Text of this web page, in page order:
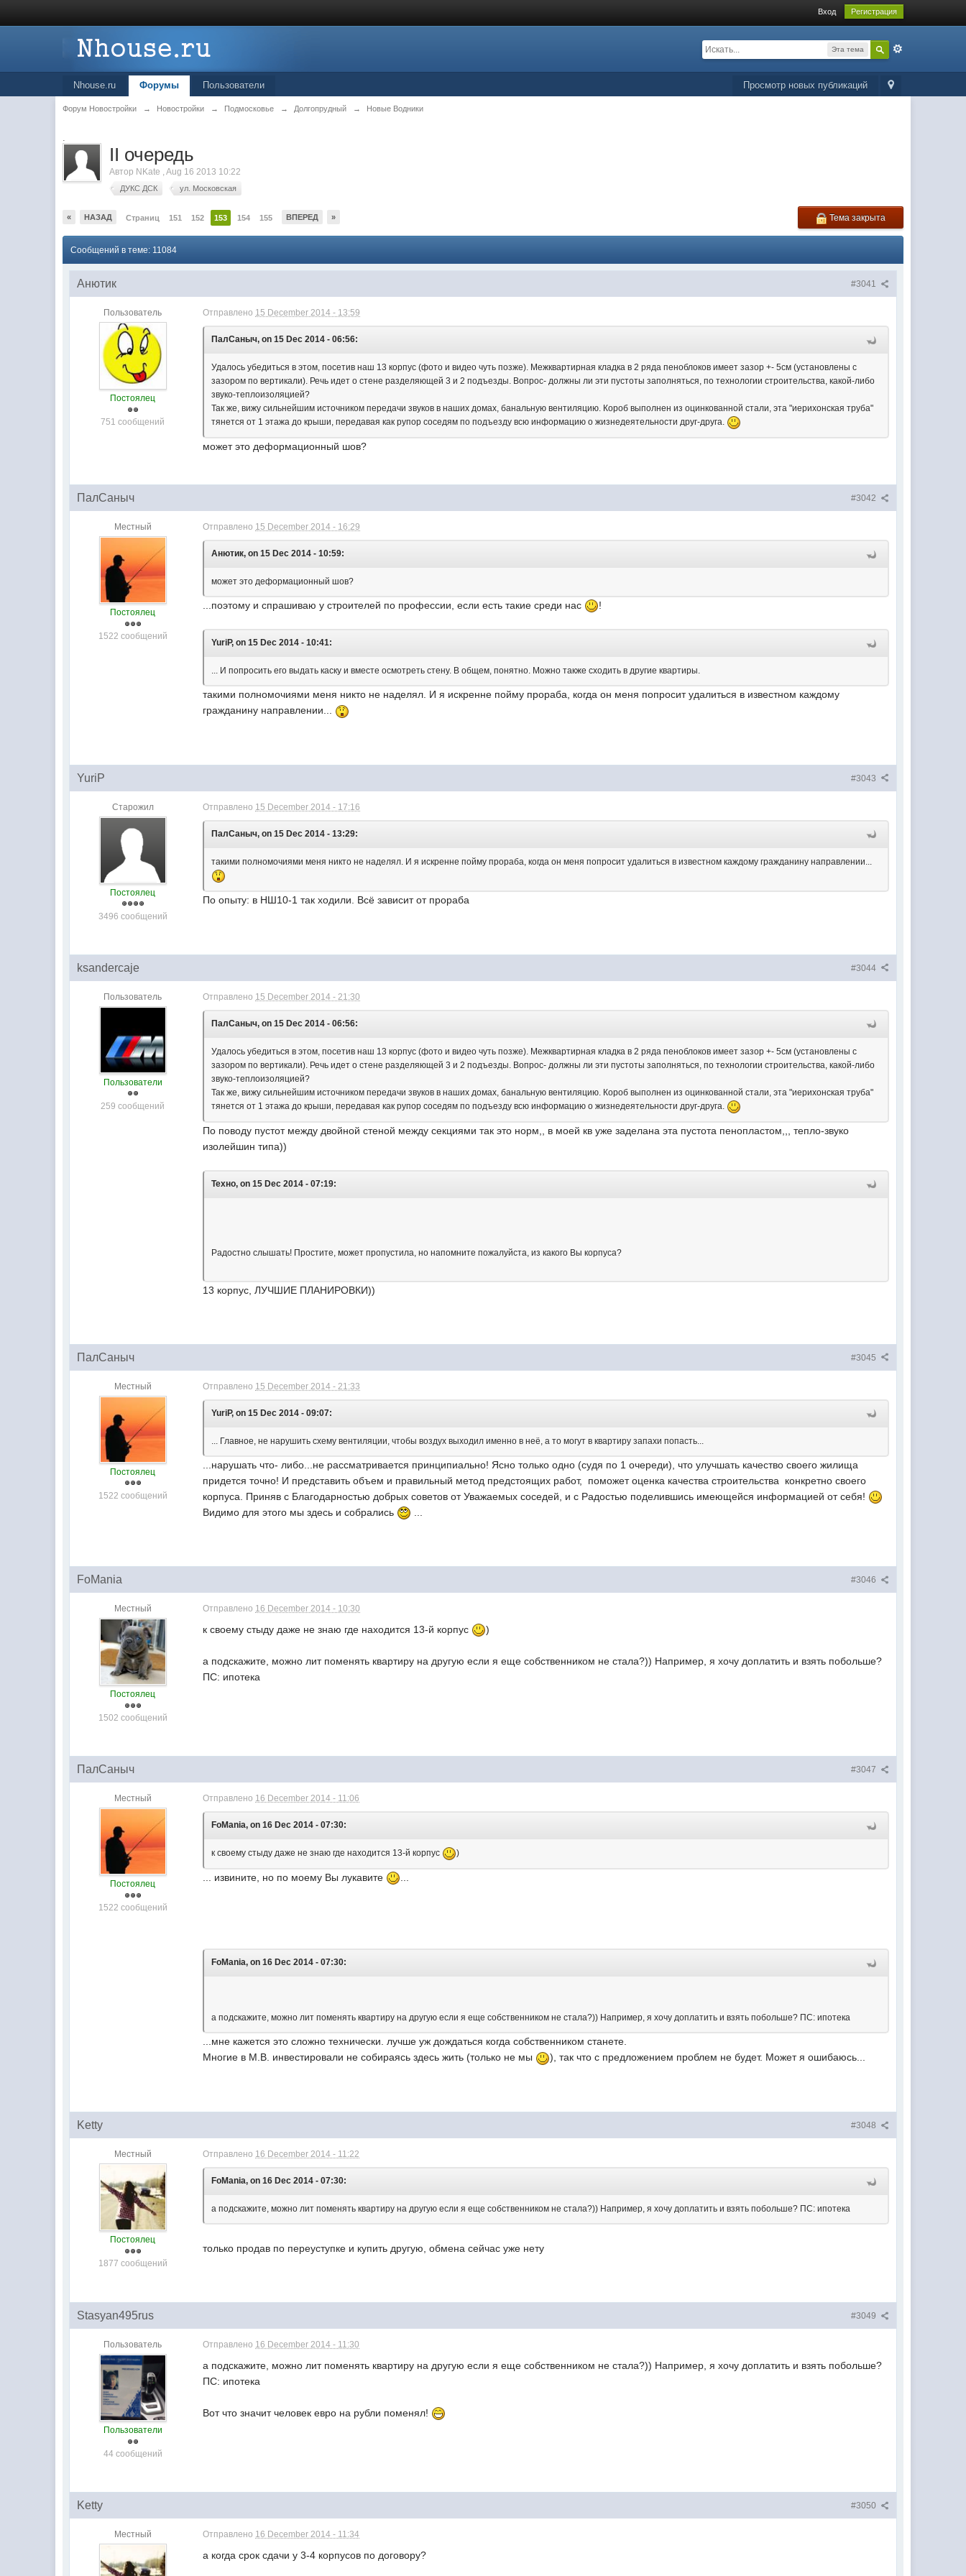
Вход Регистрация
Эта тема
Просмотр новых публикаций
Nhouse.ru Форумы Пользователи
Форум Новостройки → Новостройки → Подмосковье → Долгопрудный → Новые Водники
.
II очередь
Автор NKate ,Aug 16 2013 10:22
ДУКС ДСК ул. Московская
« НАЗАД Страниц 151 152 153 154 155 ВПЕРЕД » Тема закрыта
Сообщений в теме: 11084
#3041
Анютик
Пользователь
Постоялец
751 сообщений
Отправлено 15 December 2014 - 13:59
ПалСаныч, on 15 Dec 2014 - 06:56:
Удалось убедиться в этом, посетив наш 13 корпус (фото и видео чуть позже). Межквартирная кладка в 2 ряда пеноблоков имеет зазор +- 5см (установлены с
зазором по вертикали). Речь идет о стене разделяющей 3 и 2 подъезды. Вопрос- должны ли эти пустоты заполняться, по технологии строительства, какой-либо
звуко-теплоизоляцией?
Так же, вижу сильнейшим источником передачи звуков в наших домах, банальную вентиляцию. Короб выполнен из оцинкованной стали, эта "иерихонская труба"
тянется от 1 этажа до крыши, передавая как рупор соседям по подъезду всю информацию о жизнедеятельности друг-друга.
может это деформационный шов?
#3042
ПалСаныч
Местный
Постоялец
1522 сообщений
Отправлено 15 December 2014 - 16:29
Анютик, on 15 Dec 2014 - 10:59:
может это деформационный шов?
...поэтому и спрашиваю у строителей по профессии, если есть такие среди нас !
YuriP, on 15 Dec 2014 - 10:41:
... И попросить его выдать каску и вместе осмотреть стену. В общем, понятно. Можно также сходить в другие квартиры.
такими полномочиями меня никто не наделял. И я искренне пойму прораба, когда он меня попросит удалиться в известном каждому
гражданину направлении...
#3043
YuriP
Старожил
Постоялец
3496 сообщений
Отправлено 15 December 2014 - 17:16
ПалСаныч, on 15 Dec 2014 - 13:29:
такими полномочиями меня никто не наделял. И я искренне пойму прораба, когда он меня попросит удалиться в известном каждому гражданину направлении...
По опыту: в НШ10-1 так ходили. Всё зависит от прораба
#3044
ksandercaje
Пользователь
Пользователи
259 сообщений
Отправлено 15 December 2014 - 21:30
ПалСаныч, on 15 Dec 2014 - 06:56:
Удалось убедиться в этом, посетив наш 13 корпус (фото и видео чуть позже). Межквартирная кладка в 2 ряда пеноблоков имеет зазор +- 5см (установлены с
зазором по вертикали). Речь идет о стене разделяющей 3 и 2 подъезды. Вопрос- должны ли эти пустоты заполняться, по технологии строительства, какой-либо
звуко-теплоизоляцией?
Так же, вижу сильнейшим источником передачи звуков в наших домах, банальную вентиляцию. Короб выполнен из оцинкованной стали, эта "иерихонская труба"
тянется от 1 этажа до крыши, передавая как рупор соседям по подъезду всю информацию о жизнедеятельности друг-друга.
По поводу пустот между двойной стеной между секциями так это норм,, в моей кв уже заделана эта пустота пенопластом,,, тепло-звуко
изолейшин типа))
Техно, on 15 Dec 2014 - 07:19:
Радостно слышать! Простите, может пропустила, но напомните пожалуйста, из какого Вы корпуса?
13 корпус, ЛУЧШИЕ ПЛАНИРОВКИ))
#3045
ПалСаныч
Местный
Постоялец
1522 сообщений
Отправлено 15 December 2014 - 21:33
YuriP, on 15 Dec 2014 - 09:07:
... Главное, не нарушить схему вентиляции, чтобы воздух выходил именно в неё, а то могут в квартиру запахи попасть...
...нарушать что- либо...не рассматривается принципиально! Ясно только одно (судя по 1 очереди), что улучшать качество своего жилища
придется точно! И представить объем и правильный метод предстоящих работ, поможет оценка качества строительства конкретно своего
корпуса. Приняв с Благодарностью добрых советов от Уважаемых соседей, и с Радостью поделившись имеющейся информацией от себя!
Видимо для этого мы здесь и собрались
#3046
FoMania
Местный
Постоялец
1502 сообщений
Отправлено 16 December 2014 - 10:30
к своему стыду даже не знаю где находится 13-й корпус )
а подскажите, можно лит поменять квартиру на другую если я еще собственником не стала?)) Например, я хочу доплатить и взять побольше?
ПС: ипотека
#3047
ПалСаныч
Местный
Постоялец
1522 сообщений
Отправлено 16 December 2014 - 11:06
FoMania, on 16 Dec 2014 - 07:30:
к своему стыду даже не знаю где находится 13-й корпус )
... извините, но по моему Вы лукавите
FoMania, on 16 Dec 2014 - 07:30:
а подскажите, можно лит поменять квартиру на другую если я еще собственником не стала?)) Например, я хочу доплатить и взять побольше? ПС: ипотека
...мне кажется это сложно технически. лучше уж дождаться когда собственником станете.
Многие в М.В. инвестировали не собираясь здесь жить (только не мы
), так что с предложением проблем не будет. Может я ошибаюсь...
#3048
Ketty
Местный
Постоялец
1877 сообщений
Отправлено 16 December 2014 - 11:22
FoMania, on 16 Dec 2014 - 07:30:
а подскажите, можно лит поменять квартиру на другую если я еще собственником не стала?)) Например, я хочу доплатить и взять побольше? ПС: ипотека
только продав по переуступке и купить другую, обмена сейчас уже нету
#3049
Stasyan495rus
Пользователь
Пользователи
44 сообщений
Отправлено 16 December 2014 - 11:30
а подскажите, можно лит поменять квартиру на другую если я еще собственником не стала?)) Например, я хочу доплатить и взять побольше?
ПС: ипотека
Вот что значит человек евро на рубли поменял!
#3050
Ketty
Местный Отправлено 16 December 2014 - 11:34
а когда срок сдачи у 3-4 корпусов по договору?